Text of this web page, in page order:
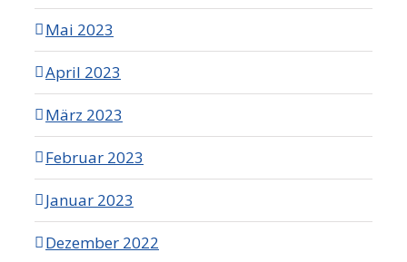
Mai 2023
April 2023
März 2023
Februar 2023
Januar 2023
Dezember 2022